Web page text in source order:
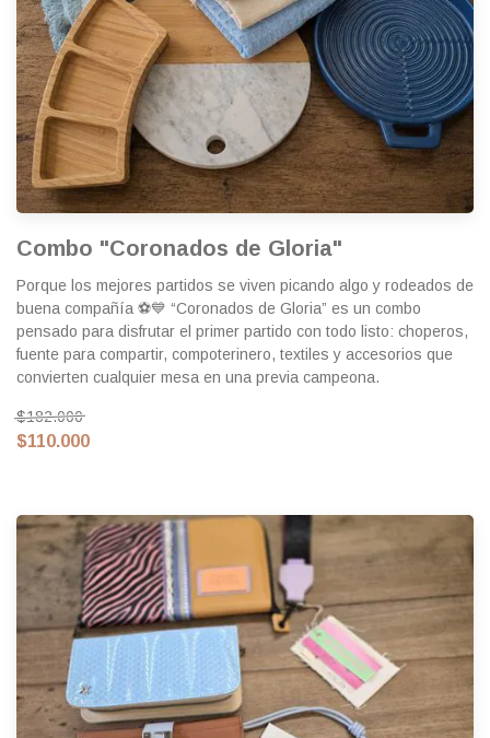
Combo "Coronados de Gloria"
Porque los mejores partidos se viven picando algo y rodeados de
buena compañía ⚽💙 “Coronados de Gloria” es un combo
pensado para disfrutar el primer partido con todo listo: choperos,
fuente para compartir, compoterinero, textiles y accesorios que
convierten cualquier mesa en una previa campeona.
$182.000
$110.000